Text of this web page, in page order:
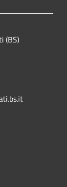
(BS)